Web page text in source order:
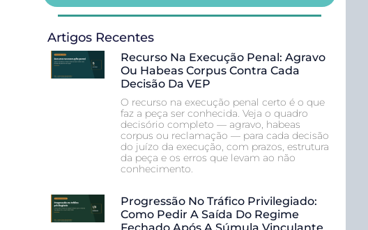
Artigos Recentes
Recurso Na Execução Penal: Agravo
Ou Habeas Corpus Contra Cada
Decisão Da VEP
O recurso na execução penal certo é o que
faz a peça ser conhecida. Veja o quadro
decisório completo — agravo, habeas
corpus ou reclamação — para cada decisão
do juízo da execução, com prazos, estrutura
da peça e os erros que levam ao não
conhecimento.
Progressão No Tráfico Privilegiado:
Como Pedir A Saída Do Regime